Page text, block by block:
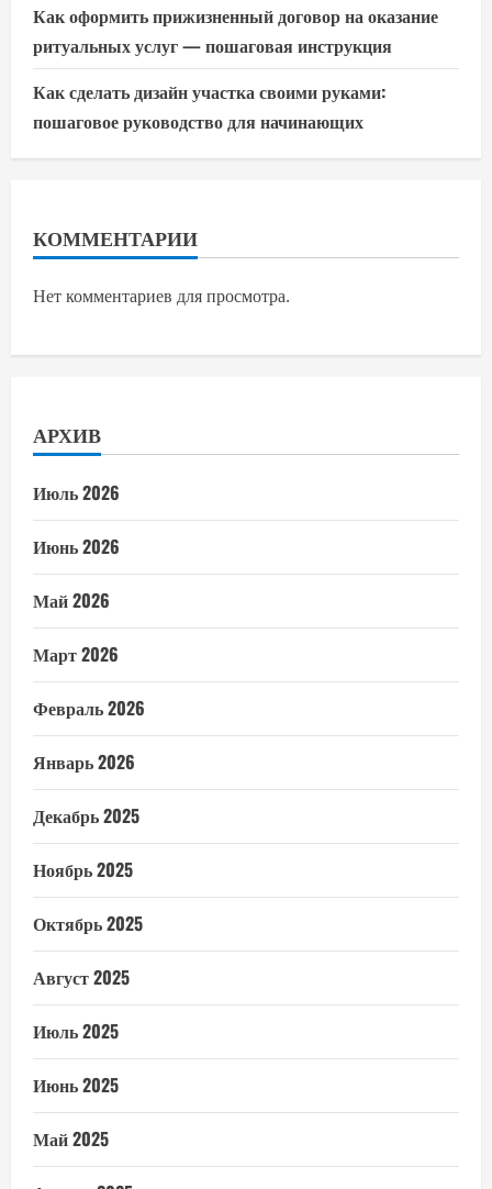
Как оформить прижизненный договор на оказание
ритуальных услуг — пошаговая инструкция
Как сделать дизайн участка своими руками:
пошаговое руководство для начинающих
КОММЕНТАРИИ
Нет комментариев для просмотра.
АРХИВ
Июль 2026
Июнь 2026
Май 2026
Март 2026
Февраль 2026
Январь 2026
Декабрь 2025
Ноябрь 2025
Октябрь 2025
Август 2025
Июль 2025
Июнь 2025
Май 2025